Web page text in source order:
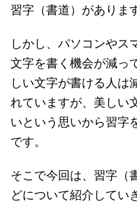
習字（書道）がありま
しかし、パソコンやス
文字を書く機会が減っ
しい文字が書ける人は
れていますが、美しい
いという思いから習字
です。
そこで今回は、習字（
どについて紹介してい